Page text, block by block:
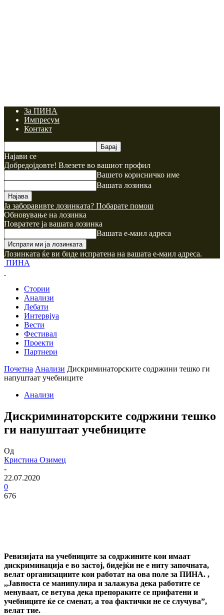
За ПИНА
Импресум
Контакт
Најави се
Добредојдовте! Влезете во вашиот профил
Вашето корисничко име
Вашата лозинка
Ја заборавивте лозинката? Побарате помош
Обновување на лозинка
Повратете ја вашата лозинка
Вашата е-маил адреса
Лозинката ќе ви биде испратена на вашата е-маил адреса.
ПИНА
Стории
Анализи
Дебати
Интервјуа
Вести
Фестивал
Проекти
Партнери
Почетна Анализи Дискриминаторските содржини тешко ги
напуштаат учебниците
Анализи
Дискриминаторските содржини тешко
ги напуштаат учебниците
Од
Кристина Озимец
-
22.07.2020
0
676
Ревизијата на учебниците за содржините кои имаат
дискриминација е во застој, бидејќи не е ниту започната,
велат организациите кои работат на ова поле за ПИНА. ,
,,Јавноста се манипулира и залажува дека работите се
менуваат, се ветува дека препораките се прифатени и
учебниците ќе се сменат, а тоа фактички не се случува”,
велат тие.